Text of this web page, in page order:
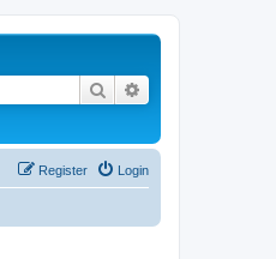
Search
Login
Register